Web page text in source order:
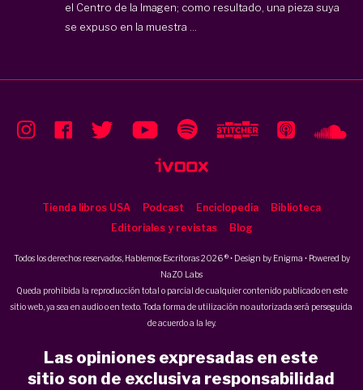
el Centro de la Imagen; como resultado, una pieza suya
se expuso en la muestra ...
Tienda libros USA Podcast Enciclopedia
Biblioteca
Editoriales y revistas
Blog
Todos los derechos reservados, Hablemos Escritoras 2026 ® • Design by Enigma • Powered by
NaZO Labs
Queda prohibida la reproducción total o parcial de cualquier contenido publicado en este
sitio web, ya sea en audio o en texto. Toda forma de utilización no autorizada será perseguida
de acuerdo a la ley.
Las opiniones expresadas en este
sitio son de exclusiva responsabilidad